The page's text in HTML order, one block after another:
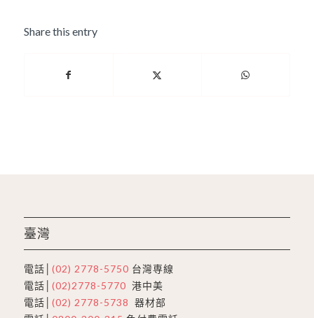
Share this entry
臺灣
電話│ (02) 2778-5750 台灣専線
電話│ (02)2778-5770 港中美
電話│ (02) 2778-5738 器材部